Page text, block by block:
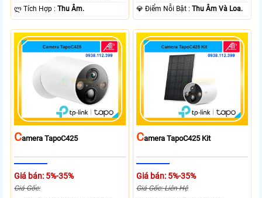
️ლ Tích Hợp :Thu Âm.
️💎 Điểm Nỗi Bật :Thu Âm Và Loa.
CAmera TapoC425
Giá bán: 5%-35%
Giá Gốc:
CAmera TapoC425 Kit
Giá bán: 5%-35%
Giá Gốc: Liên Hệ